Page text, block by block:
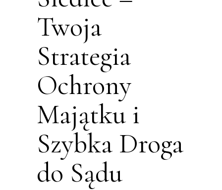
Twoja
Strategia
Ochrony
Majątku i
Szybka Droga
do Sądu